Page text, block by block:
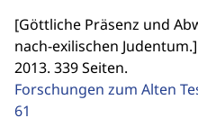
[Göttliche Präsenz und
nach-exilischen Judentum.]
2013. 339 Seiten.
Forschungen zum Alten
61